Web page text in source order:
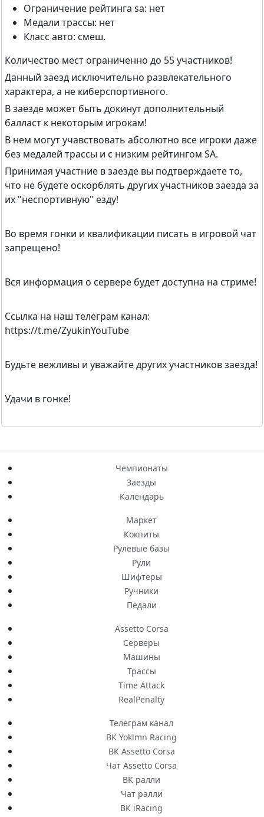
Ограничение рейтинга sa: нет
Медали трассы: нет
Класс авто: смеш.
Количество мест ограниченно до 55 участников!
Данный заезд исключительно развлекательного
характера, а не киберспортивного.
В заезде может быть докинут дополнительный
балласт к некоторым игрокам!
В нем могут учавствовать абсолютно все игроки даже
без медалей трассы и с низким рейтингом SA.
Принимая участние в заезде вы подтверждаете то,
что не будете оскорблять других участников заезда за
их "неспортивную" езду!
Во время гонки и квалификации писать в игровой чат
запрещено!
Вся информация о сервере будет доступна на стриме!
Ссылка на наш телеграм канал:
https://t.me/ZyukinYouTube
Будьте вежливы и уважайте других участников заезда!
Удачи в гонке!
Чемпионаты
Заезды
Календарь
Маркет
Кокпиты
Рулевые базы
Рули
Шифтеры
Ручники
Педали
Assetto Corsa
Серверы
Машины
Трассы
Time Attack
RealPenalty
Телеграм канал
ВК Yoklmn Racing
ВК Assetto Corsa
Чат Assetto Corsa
ВК ралли
Чат ралли
ВК iRacing